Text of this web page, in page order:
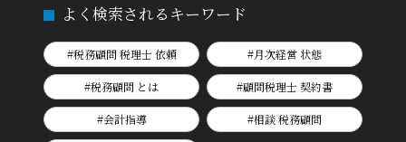
よく検索されるキーワード
#税務顧問 税理士 依頼 #月次経営 状態
#税務顧問 とは #顧問税理士 契約書
#会計指導 #相談 税務顧問